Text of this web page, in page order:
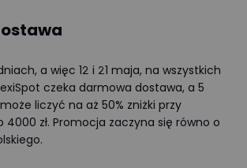
a więc 12 i 21 maja, na wszystkich
czeka darmowa dostawa, a 5
liczyć na aż 50% zniżki przy
zł. Promocja zaczyna się równo o